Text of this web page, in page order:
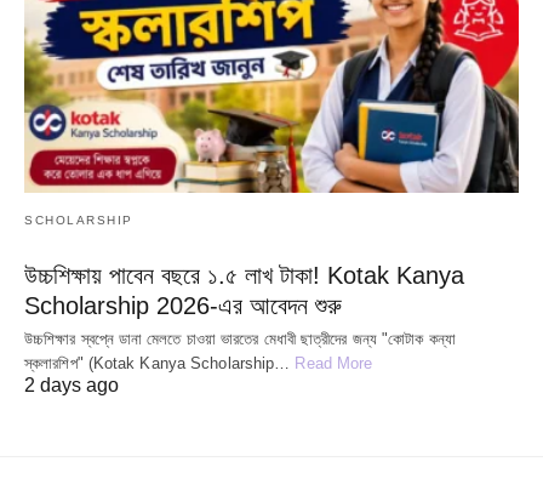
SCHOLARSHIP
উচ্চশিক্ষায় পাবেন বছরে ১.৫ লাখ টাকা! Kotak Kanya
Scholarship 2026-এর আবেদন শুরু
উচ্চশিক্ষার স্বপ্নে ডানা মেলতে চাওয়া ভারতের মেধাবী ছাত্রীদের জন্য "কোটাক কন্যা
স্কলারশিপ" (Kotak Kanya Scholarship… Read More
2 days ago